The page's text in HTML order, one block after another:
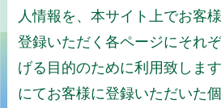
人情報を、本サイト上でお客
登録いただく各ページにそれ
げる目的のために利用致しま
にてお客様に登録いただいた